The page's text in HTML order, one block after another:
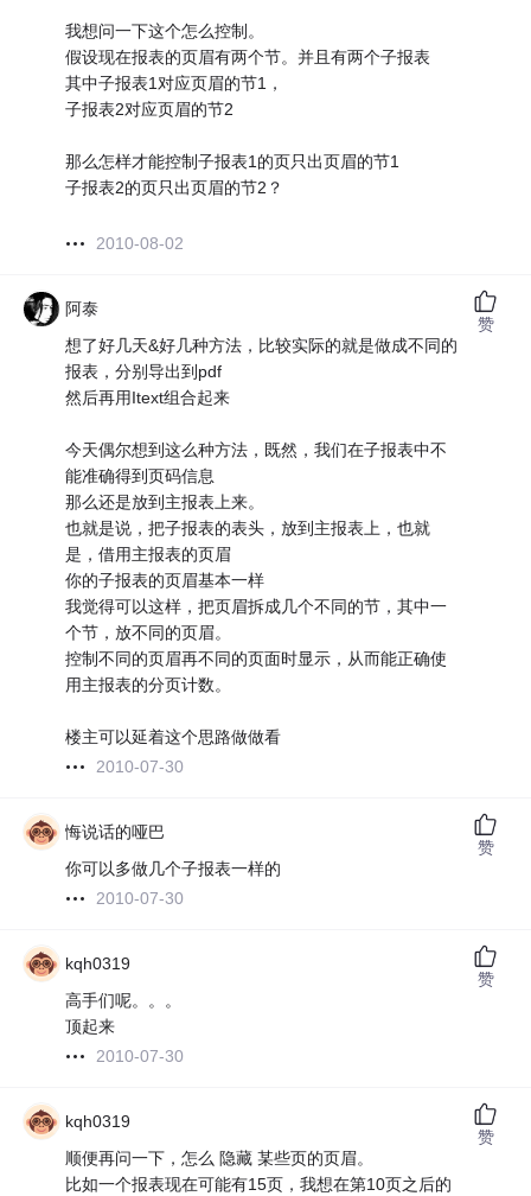
我想问一下这个怎么控制。
假设现在报表的页眉有两个节。并且有两个子报表
其中子报表1对应页眉的节1，
子报表2对应页眉的节2
那么怎样才能控制子报表1的页只出页眉的节1
子报表2的页只出页眉的节2？
2010-08-02
阿泰
想了好几天&好几种方法，比较实际的就是做成不同的
报表，分别导出到pdf
然后再用Itext组合起来
今天偶尔想到这么种方法，既然，我们在子报表中不
能准确得到页码信息
那么还是放到主报表上来。
也就是说，把子报表的表头，放到主报表上，也就
是，借用主报表的页眉
你的子报表的页眉基本一样
我觉得可以这样，把页眉拆成几个不同的节，其中一
个节，放不同的页眉。
控制不同的页眉再不同的页面时显示，从而能正确使
用主报表的分页计数。
楼主可以延着这个思路做做看
2010-07-30
赞
悔说话的哑巴
你可以多做几个子报表一样的
2010-07-30
赞
kqh0319
高手们呢。。。
顶起来
2010-07-30
赞
kqh0319
顺便再问一下，怎么 隐藏 某些页的页眉。
比如一个报表现在可能有15页，我想在第10页之后的
赞